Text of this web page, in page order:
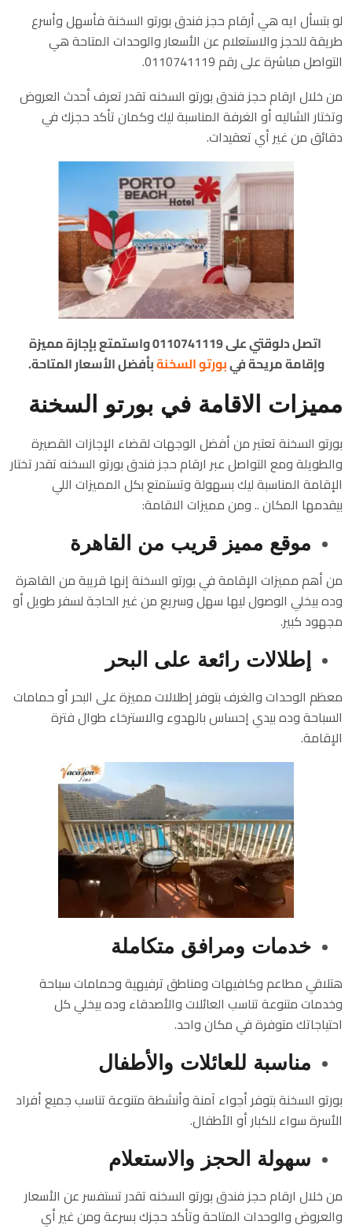
لو بتسأل ايه هي أرقام حجز فندق بورتو السخنة فأسهل وأسرع
طريقة للحجز والاستعلام عن الأسعار والوحدات المتاحة هي
التواصل مباشرة على رقم 0110741119.
من خلال ارقام حجز فندق بورتو السخنه تقدر تعرف أحدث العروض
وتختار الشاليه أو الغرفة المناسبة ليك وكمان تأكد حجزك في
دقائق من غير أي تعقيدات.
اتصل دلوقتي على 0110741119 واستمتع بإجازة مميزة
وإقامة مريحة فيبورتو السخنةبأفضل الأسعار المتاحة.
مميزات الاقامة في بورتو السخنة
بورتو السخنة تعتبر من أفضل الوجهات لقضاء الإجازات القصيرة
والطويلة ومع التواصل عبر ارقام حجز فندق بورتو السخنه تقدر تختار
الإقامة المناسبة ليك بسهولة وتستمتع بكل المميزات اللي
بيقدمها المكان .. ومن مميزات الاقامة:
موقع مميز قريب من القاهرة
من أهم مميزات الإقامة في بورتو السخنة إنها قريبة من القاهرة
وده بيخلي الوصول ليها سهل وسريع من غير الحاجة لسفر طويل أو
مجهود كبير.
إطلالات رائعة على البحر
معظم الوحدات والغرف بتوفر إطلالات مميزة على البحر أو حمامات
السباحة وده بيدي إحساس بالهدوء والاسترخاء طوال فترة
الإقامة.
خدمات ومرافق متكاملة
هتلاقي مطاعم وكافيهات ومناطق ترفيهية وحمامات سباحة
وخدمات متنوعة تناسب العائلات والأصدقاء وده بيخلي كل
احتياجاتك متوفرة في مكان واحد.
مناسبة للعائلات والأطفال
بورتو السخنة بتوفر أجواء آمنة وأنشطة متنوعة تناسب جميع أفراد
الأسرة سواء للكبار أو الأطفال.
سهولة الحجز والاستعلام
من خلال ارقام حجز فندق بورتو السخنه تقدر تستفسر عن الأسعار
والعروض والوحدات المتاحة وتأكد حجزك بسرعة ومن غير أي